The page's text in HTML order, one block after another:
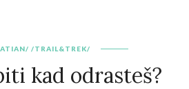
/TRAIL&TREK/
kad odrasteš?